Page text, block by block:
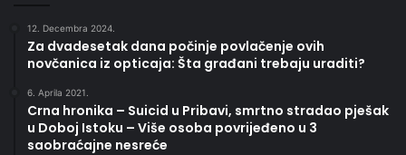
12. Decembra 2024.
Za dvadesetak dana počinje povlačenje ovih
novčanica iz opticaja: Šta građani trebaju uraditi?
6. Aprila 2021.
Crna hronika – Suicid u Pribavi, smrtno stradao pješak
u Doboj Istoku – Više osoba povrijeđeno u 3
saobraćajne nesreće